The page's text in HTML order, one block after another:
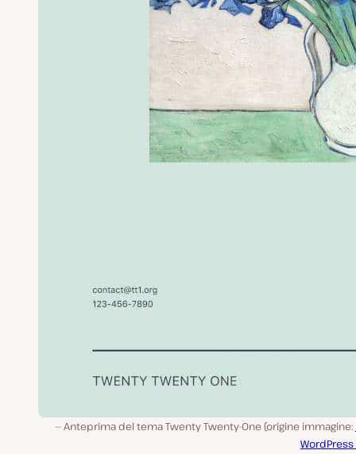
Anteprima del tema Twenty Twenty-One (origine immagine:
WordPress